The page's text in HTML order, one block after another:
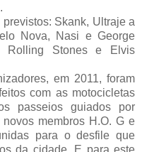
Skank, Ultraje a
Nova, Nasi e George
Rolling Stones e Elvis
em 2011, foram
com as motocicletas
passeios guiados por
membros H.O. G e
para o desfile que
da cidade. E para este